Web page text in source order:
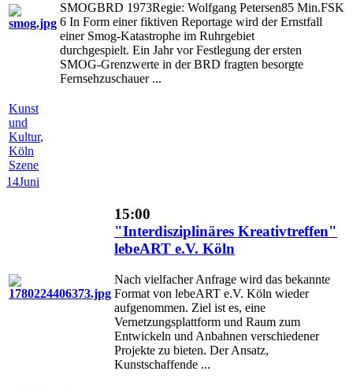
SMOGBRD 1973Regie: Wolfgang Petersen85 Min.FSK
6 In Form einer fiktiven Reportage wird der Ernstfall
einer Smog-Katastrophe im Ruhrgebiet
durchgespielt. Ein Jahr vor Festlegung der ersten
SMOG-Grenzwerte in der BRD fragten besorgte
Fernsehzuschauer ...
Kunst
und
Kultur,
Köln
Szene
14Juni
15:00
"Interdisziplinäres Kreativtreffen"
lebeART e.V. Köln
Nach vielfacher Anfrage wird das bekannte
Format von lebeART e.V. Köln wieder
aufgenommen. Ziel ist es, eine
Vernetzungsplattform und Raum zum
Entwickeln und Anbahnen verschiedener
Projekte zu bieten. Der Ansatz,
Kunstschaffende ...